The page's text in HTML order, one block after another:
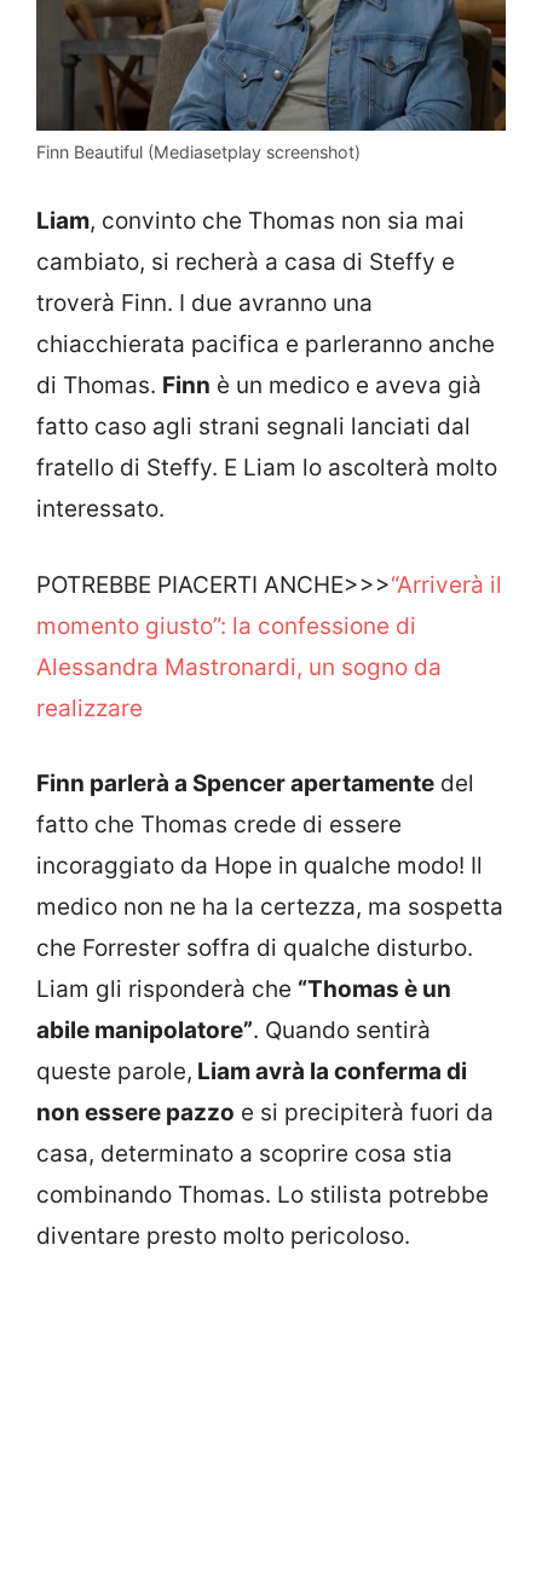
Finn Beautiful (Mediasetplay screenshot)
Liam, convinto che Thomas non sia mai
cambiato, si recherà a casa di Steffy e
troverà Finn. I due avranno una
chiacchierata pacifica e parleranno anche
di Thomas. Finn è un medico e aveva già
fatto caso agli strani segnali lanciati dal
fratello di Steffy. E Liam lo ascolterà molto
interessato.
POTREBBE PIACERTI ANCHE>>>“Arriverà il
momento giusto”: la confessione di
Alessandra Mastronardi, un sogno da
realizzare
Finn parlerà a Spencer apertamente del
fatto che Thomas crede di essere
incoraggiato da Hope in qualche modo! Il
medico non ne ha la certezza, ma sospetta
che Forrester soffra di qualche disturbo.
Liam gli risponderà che “Thomas è un
abile manipolatore”. Quando sentirà
queste parole, Liam avrà la conferma di
non essere pazzo e si precipiterà fuori da
casa, determinato a scoprire cosa stia
combinando Thomas. Lo stilista potrebbe
diventare presto molto pericoloso.